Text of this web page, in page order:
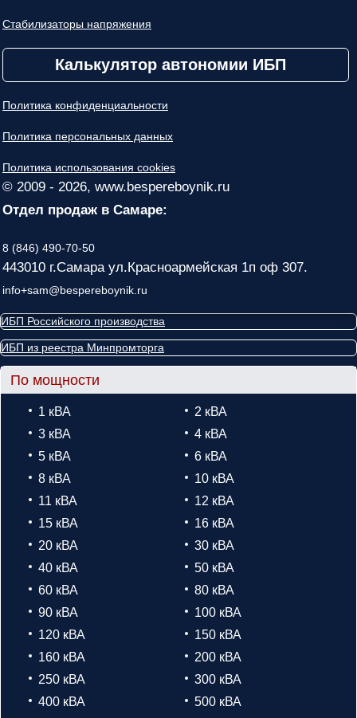
Стабилизаторы напряжения
Калькулятор автономии ИБП
Политика конфиденциальности
Политика персональных данных
Политика использования cookies
© 2009 - 2026, www.bespereboynik.ru
Отдел продаж в Самаре:
8 (846) 490-70-50
443010 г.Самара ул.Красноармейская 1п оф 307.
info+sam@bespereboynik.ru
ИБП Российского производства
ИБП из реестра Минпромторга
По мощности
1 кВА
2 кВА
3 кВА
4 кВА
5 кВА
6 кВА
8 кВА
10 кВА
11 кВА
12 кВА
15 кВА
16 кВА
20 кВА
30 кВА
40 кВА
50 кВА
60 кВА
80 кВА
90 кВА
100 кВА
120 кВА
150 кВА
160 кВА
200 кВА
250 кВА
300 кВА
400 кВА
500 кВА